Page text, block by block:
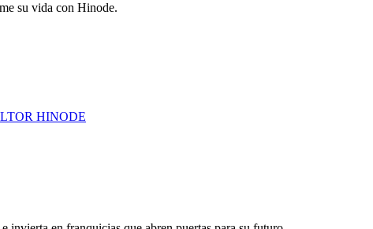
su vida con Hinode.
HINODE